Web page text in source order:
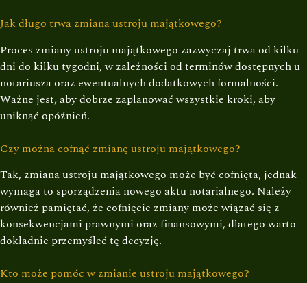
Jak długo trwa zmiana ustroju majątkowego?
Proces zmiany ustroju majątkowego zazwyczaj trwa od kilku
dni do kilku tygodni, w zależności od terminów dostępnych u
notariusza oraz ewentualnych dodatkowych formalności.
Ważne jest, aby dobrze zaplanować wszystkie kroki, aby
uniknąć opóźnień.
Czy można cofnąć zmianę ustroju majątkowego?
Tak, zmiana ustroju majątkowego może być cofnięta, jednak
wymaga to sporządzenia nowego aktu notarialnego. Należy
również pamiętać, że cofnięcie zmiany może wiązać się z
konsekwencjami prawnymi oraz finansowymi, dlatego warto
dokładnie przemyśleć tę decyzję.
Kto może pomóc w zmianie ustroju majątkowego?